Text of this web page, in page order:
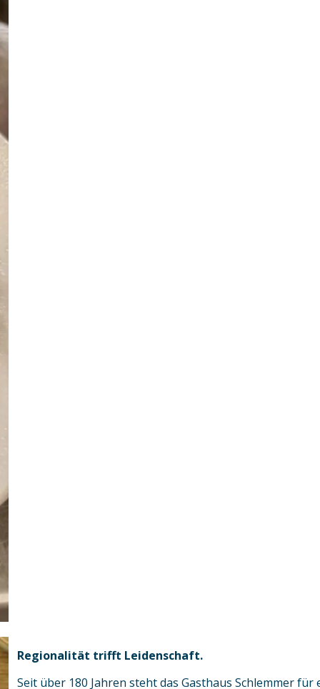
Regionalität trifft Leidenschaft.
Seit über 180 Jahren steht das Gasthaus Schlemmer